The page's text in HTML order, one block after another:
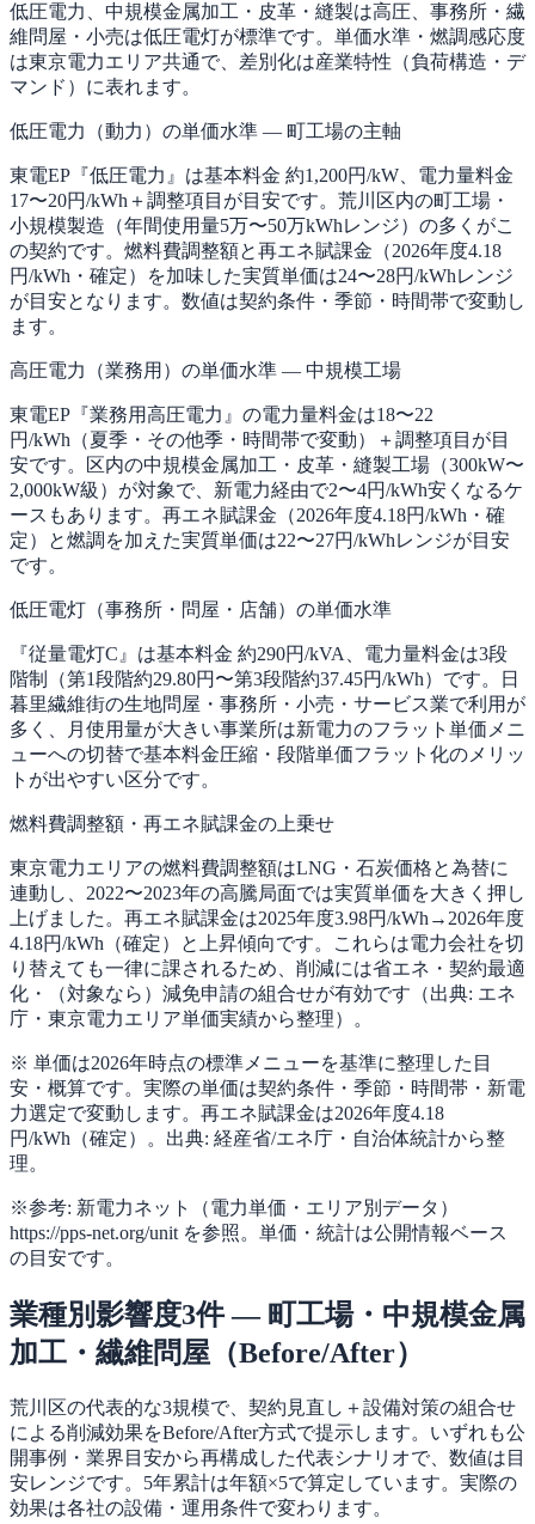
低圧電力、中規模金属加工・皮革・縫製は高圧、事務所・繊
維問屋・小売は低圧電灯が標準です。単価水準・燃調感応度
は東京電力エリア共通で、差別化は産業特性（負荷構造・デ
マンド）に表れます。
低圧電力（動力）の単価水準 — 町工場の主軸
東電EP『低圧電力』は基本料金 約1,200円/kW、電力量料金
17〜20円/kWh＋調整項目が目安です。荒川区内の町工場・
小規模製造（年間使用量5万〜50万kWhレンジ）の多くがこ
の契約です。燃料費調整額と再エネ賦課金（2026年度4.18
円/kWh・確定）を加味した実質単価は24〜28円/kWhレンジ
が目安となります。数値は契約条件・季節・時間帯で変動し
ます。
高圧電力（業務用）の単価水準 — 中規模工場
東電EP『業務用高圧電力』の電力量料金は18〜22
円/kWh（夏季・その他季・時間帯で変動）＋調整項目が目
安です。区内の中規模金属加工・皮革・縫製工場（300kW〜
2,000kW級）が対象で、新電力経由で2〜4円/kWh安くなるケ
ースもあります。再エネ賦課金（2026年度4.18円/kWh・確
定）と燃調を加えた実質単価は22〜27円/kWhレンジが目安
です。
低圧電灯（事務所・問屋・店舗）の単価水準
『従量電灯C』は基本料金 約290円/kVA、電力量料金は3段
階制（第1段階約29.80円〜第3段階約37.45円/kWh）です。日
暮里繊維街の生地問屋・事務所・小売・サービス業で利用が
多く、月使用量が大きい事業所は新電力のフラット単価メニ
ューへの切替で基本料金圧縮・段階単価フラット化のメリッ
トが出やすい区分です。
燃料費調整額・再エネ賦課金の上乗せ
東京電力エリアの燃料費調整額はLNG・石炭価格と為替に
連動し、2022〜2023年の高騰局面では実質単価を大きく押し
上げました。再エネ賦課金は2025年度3.98円/kWh→2026年度
4.18円/kWh（確定）と上昇傾向です。これらは電力会社を切
り替えても一律に課されるため、削減には省エネ・契約最適
化・（対象なら）減免申請の組合せが有効です（出典: エネ
庁・東京電力エリア単価実績から整理）。
※ 単価は2026年時点の標準メニューを基準に整理した目
安・概算です。実際の単価は契約条件・季節・時間帯・新電
力選定で変動します。再エネ賦課金は2026年度4.18
円/kWh（確定）。出典: 経産省/エネ庁・自治体統計から整
理。
※参考: 新電力ネット（電力単価・エリア別データ）
https://pps-net.org/unit を参照。単価・統計は公開情報ベース
の目安です。
業種別影響度3件 — 町工場・中規模金属
加工・繊維問屋（Before/After）
荒川区の代表的な3規模で、契約見直し＋設備対策の組合せ
による削減効果をBefore/After方式で提示します。いずれも公
開事例・業界目安から再構成した代表シナリオで、数値は目
安レンジです。5年累計は年額×5で算定しています。実際の
効果は各社の設備・運用条件で変わります。